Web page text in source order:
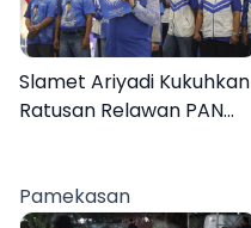
Slamet Ariyadi Kukuhkan
Ratusan Relawan PAN
Rakyat
Pamekasan